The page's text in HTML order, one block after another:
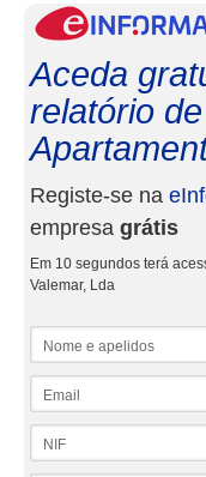
Aceda
relatório
Registe-se na
empresa grátis
Em 10 segundos terá
Valemar, Lda